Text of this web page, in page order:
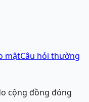
mậtCâu hỏi thường
cộng đồng đóng